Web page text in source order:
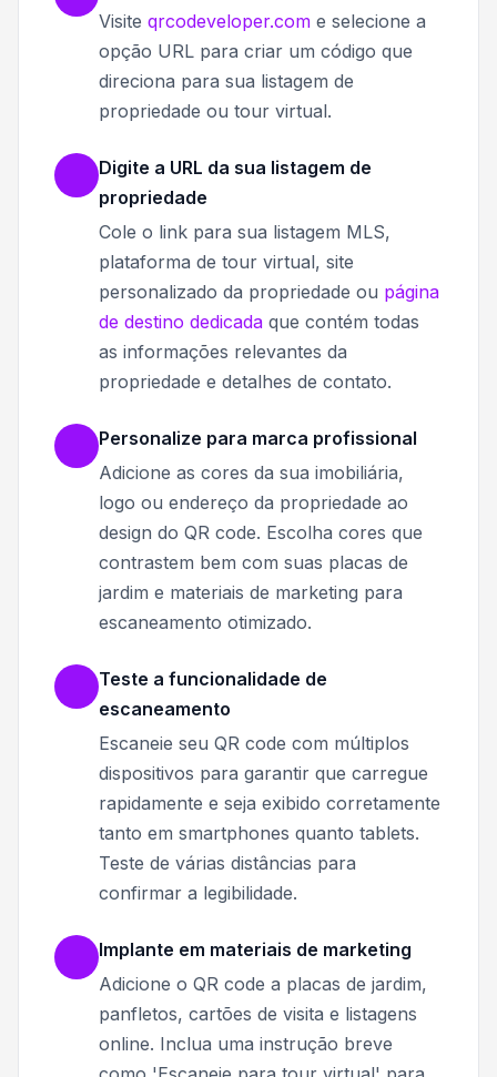
Visite qrcodeveloper.com e selecione a
opção URL para criar um código que
direciona para sua listagem de
propriedade ou tour virtual.
Digite a URL da sua listagem de
propriedade
Cole o link para sua listagem MLS,
plataforma de tour virtual, site
personalizado da propriedade ou página
de destino dedicada que contém todas
as informações relevantes da
propriedade e detalhes de contato.
Personalize para marca profissional
Adicione as cores da sua imobiliária,
logo ou endereço da propriedade ao
design do QR code. Escolha cores que
contrastem bem com suas placas de
jardim e materiais de marketing para
escaneamento otimizado.
Teste a funcionalidade de
escaneamento
Escaneie seu QR code com múltiplos
dispositivos para garantir que carregue
rapidamente e seja exibido corretamente
tanto em smartphones quanto tablets.
Teste de várias distâncias para
confirmar a legibilidade.
Implante em materiais de marketing
Adicione o QR code a placas de jardim,
panfletos, cartões de visita e listagens
online. Inclua uma instrução breve